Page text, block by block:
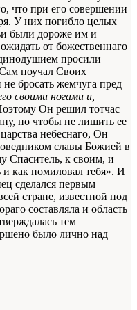
что при его совершении
У них погибло целых
были дороже им и
от божественнаго
просили
поучал Своих
бросать жемчуга пред
своими ногами и,
Он решил тотчас
но чтобы не лишить ее
небеснаго, Он
славы Божией в
Спаситель, к своим, и
и как помиловал тебя». И
сделался первым
стране, известной под
составляла и область
тем
было лично над